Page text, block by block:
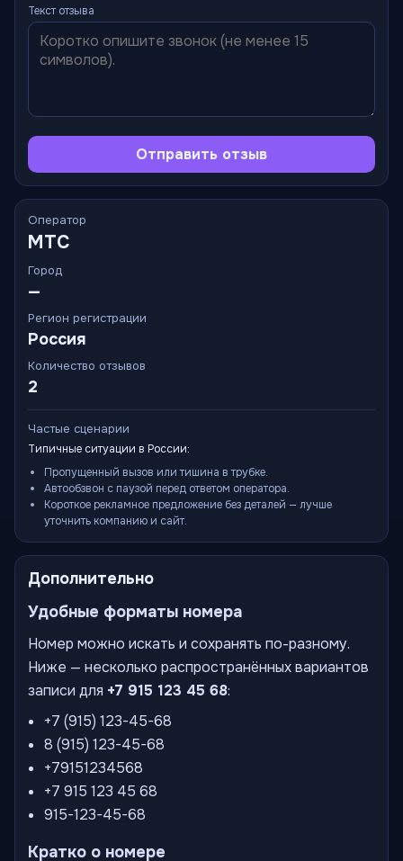
Текст отзыва
Отправить отзыв
Оператор
МТС
Город
—
Регион регистрации
Россия
Количество отзывов
2
Частые сценарии
Типичные ситуации в России:
Пропущенный вызов или тишина в трубке.
Автообзвон с паузой перед ответом оператора.
Короткое рекламное предложение без деталей — лучше
уточнить компанию и сайт.
Дополнительно
Удобные форматы номера
Номер можно искать и сохранять по-разному.
Ниже — несколько распространённых вариантов
записи для +7 915 123 45 68:
+7 (915) 123-45-68
8 (915) 123-45-68
+79151234568
+7 915 123 45 68
915-123-45-68
Кратко о номере